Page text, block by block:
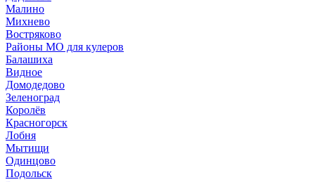
Малино
Михнево
Востряково
Районы МО для кулеров
Балашиха
Видное
Домодедово
Зеленоград
Королёв
Красногорск
Лобня
Мытищи
Одинцово
Подольск